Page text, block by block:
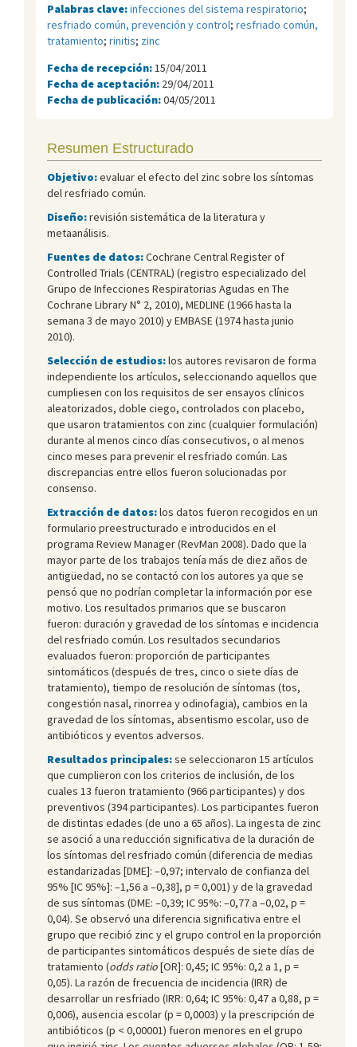
Palabras clave:infecciones del sistema respiratorio;
resfriado común, prevención y control; resfriado común,
tratamiento; rinitis; zinc
Fecha de recepción: 15/04/2011
Fecha de aceptación: 29/04/2011
Fecha de publicación:04/05/2011
Resumen Estructurado
Objetivo:evaluar el efecto del zinc sobre los síntomas
del resfriado común.
Diseño:revisión sistemática de la literatura y
metaanálisis.
Fuentes de datos:Cochrane Central Register of
Controlled Trials (CENTRAL) (registro especializado del
Grupo de Infecciones Respiratorias Agudas en The
Cochrane Library N° 2, 2010), MEDLINE (1966 hasta la
semana 3 de mayo 2010) y EMBASE (1974 hasta junio
2010).
Selección de estudios:los autores revisaron de forma
independiente los artículos, seleccionando aquellos que
cumpliesen con los requisitos de ser ensayos clínicos
aleatorizados, doble ciego, controlados con placebo,
que usaron tratamientos con zinc (cualquier formulación)
durante al menos cinco días consecutivos, o al menos
cinco meses para prevenir el resfriado común. Las
discrepancias entre ellos fueron solucionadas por
consenso.
Extracción de datos:los datos fueron recogidos en un
formulario preestructurado e introducidos en el
programa Review Manager (RevMan 2008). Dado que la
mayor parte de los trabajos tenía más de diez años de
antigüedad, no se contactó con los autores ya que se
pensó que no podrían completar la información por ese
motivo. Los resultados primarios que se buscaron
fueron: duración y gravedad de los síntomas e incidencia
del resfriado común. Los resultados secundarios
evaluados fueron: proporción de participantes
sintomáticos (después de tres, cinco o siete días de
tratamiento), tiempo de resolución de síntomas (tos,
congestión nasal, rinorrea y odinofagia), cambios en la
gravedad de los síntomas, absentismo escolar, uso de
antibióticos y eventos adversos.
Resultados principales:se seleccionaron 15 artículos
que cumplieron con los criterios de inclusión, de los
cuales 13 fueron tratamiento (966 participantes) y dos
preventivos (394 participantes). Los participantes fueron
de distintas edades (de uno a 65 años). La ingesta de zinc
se asoció a una reducción significativa de la duración de
los síntomas del resfriado común (diferencia de medias
estandarizadas [DME]: –0,97; intervalo de confianza del
95% [IC 95%]: –1,56 a –0,38], p = 0,001) y de la gravedad
de sus síntomas (DME: –0,39; IC 95%: –0,77 a –0,02, p =
0,04). Se observó una diferencia significativa entre el
grupo que recibió zinc y el grupo control en la proporción
de participantes sintomáticos después de siete días de
tratamiento (odds ratio[OR]: 0,45; IC 95%: 0,2 a 1, p =
0,05). La razón de frecuencia de incidencia (IRR) de
desarrollar un resfriado (IRR: 0,64; IC 95%: 0,47 a 0,88, p =
0,006), ausencia escolar (p = 0,0003) y la prescripción de
antibióticos (p < 0,00001) fueron menores en el grupo